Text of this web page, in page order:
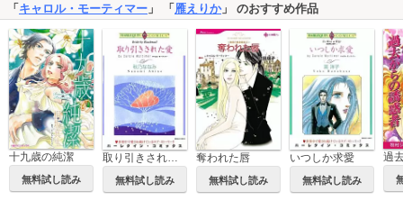
「 キャロル・モーティマー 」 「 雁えりか」 のおすすめ作品
十九歳の純潔
無料試し読み
取り引きされた愛
無料試し読み
奪われた唇
無料試し読み
いつしか求愛
無料試し読み